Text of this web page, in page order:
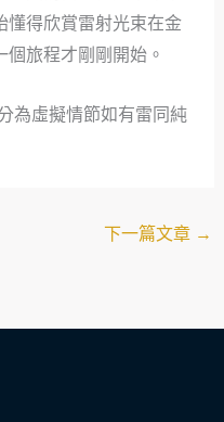
懂得欣賞雷射光束在金
旅程才剛剛開始。
為虛擬情節如有雷同純
下一篇文章 →